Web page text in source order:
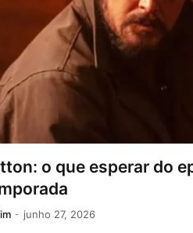
o que esperar do
junho 27, 2026